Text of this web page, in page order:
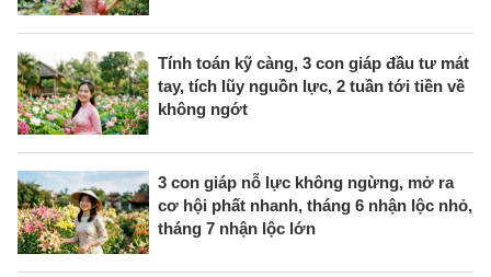
Tính toán kỹ càng, 3 con giáp đầu tư mát
tay, tích lũy nguồn lực, 2 tuần tới tiền về
không ngớt
3 con giáp nỗ lực không ngừng, mở ra
cơ hội phất nhanh, tháng 6 nhận lộc nhỏ,
tháng 7 nhận lộc lớn